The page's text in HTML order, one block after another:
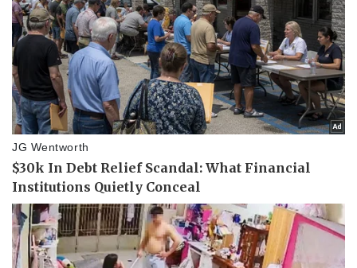
Sức khỏe
Dinh dưỡng - món ngon
Cây thuốc
Sản phụ khoa
Nhi khoa
Đời sống
Nhà đẹp
Blog
Tình yêu - Gia đình